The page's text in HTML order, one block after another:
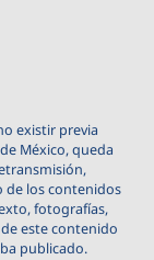
existir previa
México, queda
de los contenidos
fotografías,
este contenido
publicado.